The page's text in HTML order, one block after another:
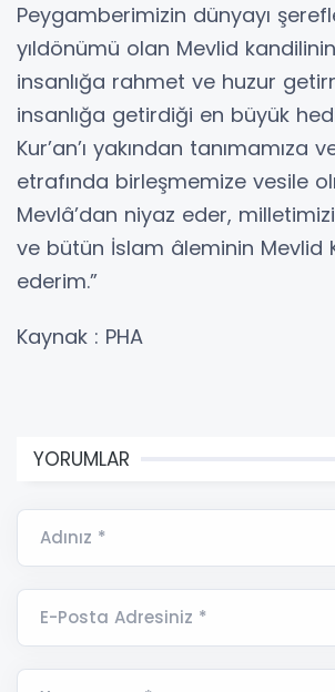
Peygamberimizin dünyayı
yıldönümü olan Mevlid
insanlığa rahmet ve huzur
insanlığa getirdiği en büyük
Kur’an’ı yakından tanımamıza
etrafında birleşmemize vesile
Mevlâ’dan niyaz eder,
ve bütün İslam âleminin Mevlid
ederim.”
Kaynak : PHA
YORUMLAR
Adınız *
E-Posta Adresiniz *